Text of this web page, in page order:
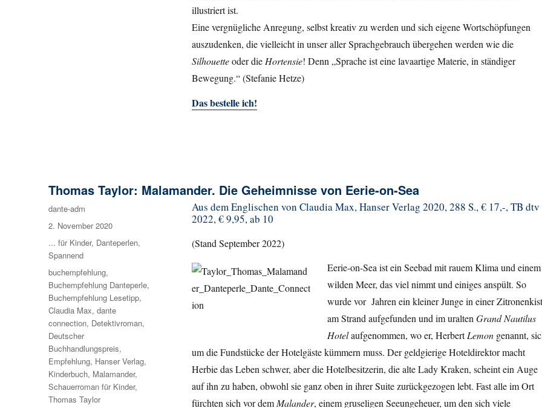
illustriert ist.
Eine vergnügliche Anregung, selbst kreativ zu werden und sich eigene Wortschöpfungen
auszudenken, die vielleicht in unser aller Sprachgebrauch übergehen werden wie die
Silhouetteoder dieHortensie! Denn „Sprache ist eine lavaartige Materie, in ständiger
Bewegung.“ (Stefanie Hetze)
Das bestelle ich!
Thomas Taylor: Malamander. Die Geheimnisse von Eerie-on-Sea
Aus dem Englischen von Claudia Max, Hanser Verlag 2020, 288 S., € 17,-, TB dtv
2022, € 9,95, ab 10
(Stand September 2022)
Eerie-on-Sea ist ein Seebad mit rauem Klima und einem
wilden Meer, das viel nimmt und einiges anspült. So
wurde vor Jahren ein kleiner Junge in einer
am Strand aufgefunden und im uraltenGrand Nautilus
Hotelaufgenommen, wo er, HerbertLemongenannt,
um die Fundstücke der Hotelgäste kümmern muss. Der geldgierige Hoteldirektor macht
Herbie das Leben schwer, aber die Hotelbesitzerin, die alte Lady Kraken, scheint ein Auge
auf ihn zu haben, obwohl sie ganz oben in ihrer Suite zurückgezogen lebt. Fast alle im Ort
fürchten sich vor demMalander, einem gruseligen Seeungeheuer, um den sich viele
Autor
dante-adm
Veröffentlicht
am
2. November 2020
Kategorien
... für Kinder, Danteperlen,
Spannend
Schlagwörter
buchempfehlung,
Buchempfehlung Danteperle,
Buchempfehlung Lesetipp,
Claudia Max,dante
connection, Detektivroman,
Deutscher
Buchhandlungspreis,
Empfehlung, Hanser Verlag,
Kinderbuch, Malamander,
Schauerroman für Kinder,
Thomas Taylor